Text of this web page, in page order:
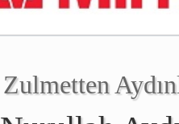
Zulmetten